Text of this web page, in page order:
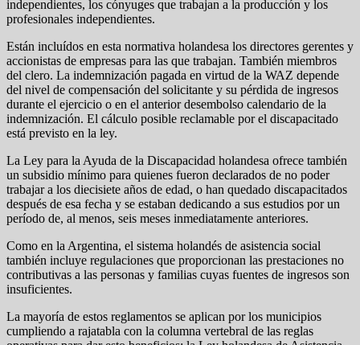
independientes, los cónyuges que trabajan a la producción y los
profesionales independientes.
Están incluídos en esta normativa holandesa los directores gerentes y
accionistas de empresas para las que trabajan. También miembros
del clero. La indemnización pagada en virtud de la WAZ depende
del nivel de compensación del solicitante y su pérdida de ingresos
durante el ejercicio o en el anterior desembolso calendario de la
indemnización. El cálculo posible reclamable por el discapacitado
está previsto en la ley.
La Ley para la Ayuda de la Discapacidad holandesa ofrece también
un subsidio mínimo para quienes fueron declarados de no poder
trabajar a los diecisiete años de edad, o han quedado discapacitados
después de esa fecha y se estaban dedicando a sus estudios por un
período de, al menos, seis meses inmediatamente anteriores.
Como en la Argentina, el sistema holandés de asistencia social
también incluye regulaciones que proporcionan las prestaciones no
contributivas a las personas y familias cuyas fuentes de ingresos son
insuficientes.
La mayoría de estos reglamentos se aplican por los municipios
cumpliendo a rajatabla con la columna vertebral de las reglas